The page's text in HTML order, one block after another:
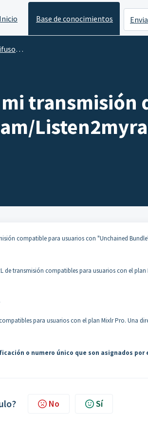
Inicio Base de conocimientos
transmisión
compatible para usuarios con "Unchained
de transmisión compatibles para usuarios con el
para usuarios con el plan Mixlr Pro. Una
o numero único que son asignados por
No Sí